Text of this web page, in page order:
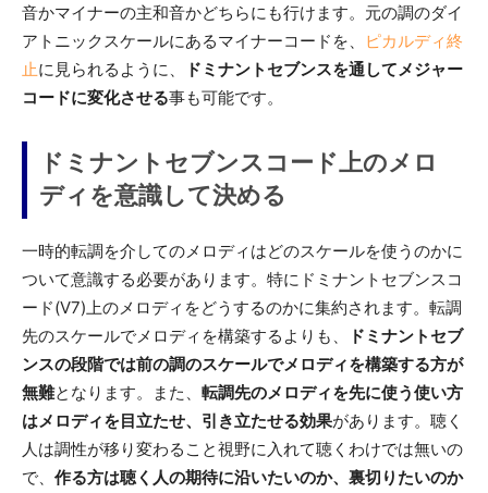
音かマイナーの主和音かどちらにも行けます。元の調のダイ
アトニックスケールにあるマイナーコードを、
ピカルディ終
止に見られるように、
ドミナントセブンスを通してメジャー
コードに変化させる事も可能です。
ドミナントセブンスコード上のメロ
ディを意識して決める
一時的転調を介してのメロディはどのスケールを使うのかに
ついて意識する必要があります。特にドミナントセブンスコ
ード(V7)上のメロディをどうするのかに集約されます。転調
先のスケールでメロディを構築するよりも、
ドミナントセブ
ンスの段階では前の調のスケールでメロディを構築する方が
無難となります。また、 転調先のメロディを先に使う使い方
はメロディを目立たせ、引き立たせる効果があります。聴く
人は調性が移り変わること視野に入れて聴くわけでは無いの
で、 作る方は聴く人の期待に沿いたいのか、裏切りたいのか